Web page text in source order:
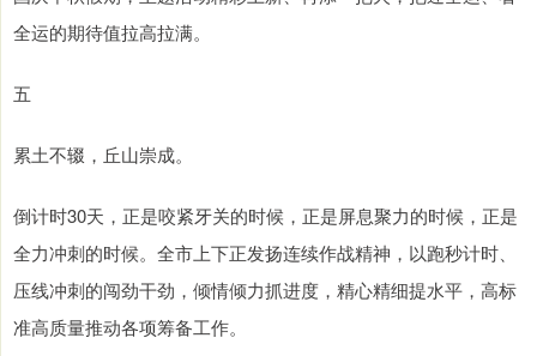
全运的期待值拉高拉满。
五
累土不辍，丘山崇成。
倒计时30天，正是咬紧牙关的时候，正是屏息聚力的时候，正是
全力冲刺的时候。全市上下正发扬连续作战精神，以跑秒计时、
压线冲刺的闯劲干劲，倾情倾力抓进度，精心精细提水平，高标
准高质量推动各项筹备工作。